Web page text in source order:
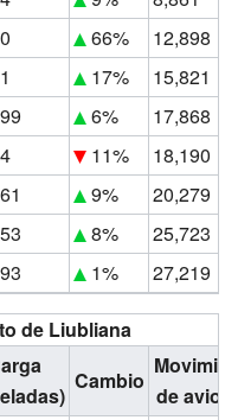
66%
12,898
17%
15,821
6%
17,868
11%
18,190
9%
20,279
8%
25,723
1% 27,219
de Liubliana
Cambio
de